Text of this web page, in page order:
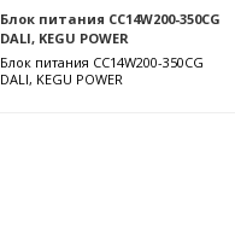
Блок питания CC14W200-350CG
DALI, KEGU POWER
Блок питания CC14W200-350CG
DALI, KEGU POWER